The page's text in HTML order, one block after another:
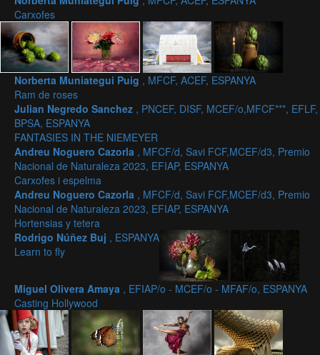
Carxofes
Norberta Muniategui Puig , MFCF, ACEF, ESPANYA
Ram de roses
Julian Negredo Sanchez , PNCEF, DISF, MCEF/o,MFCF***, EFLF,
BPSA, ESPANYA
FANTASIES IN THE NIEMEYER
Andreu Noguero Cazorla , MFCF/d, Savi FCF,MCEF/d3, Premio
Nacional de Naturaleza 2023, EFIAP, ESPANYA
Carxofes i espelma
Andreu Noguero Cazorla , MFCF/d, Savi FCF,MCEF/d3, Premio
Nacional de Naturaleza 2023, EFIAP, ESPANYA
Hortensias y tetera
Rodrigo Núñez Buj , ESPANYA
Learn to fly
Miguel Olivera Amaya , EFIAP/o - MCEF/o - MFAF/o, ESPANYA
Casting Hollywood